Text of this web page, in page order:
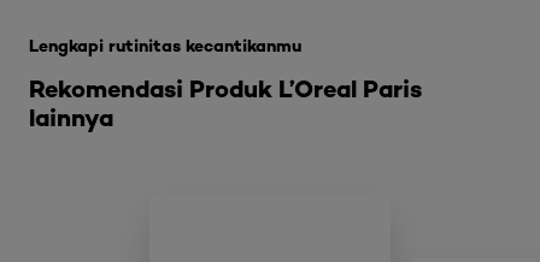
Rekomendasi Produk L’Oreal Paris
lainnya
Lengkapi rutinitas kecantikanmu